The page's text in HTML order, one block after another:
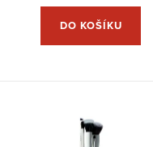
DO KOŠÍKU